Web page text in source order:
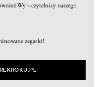
Wy – czytelnicy naszego
zegarki!